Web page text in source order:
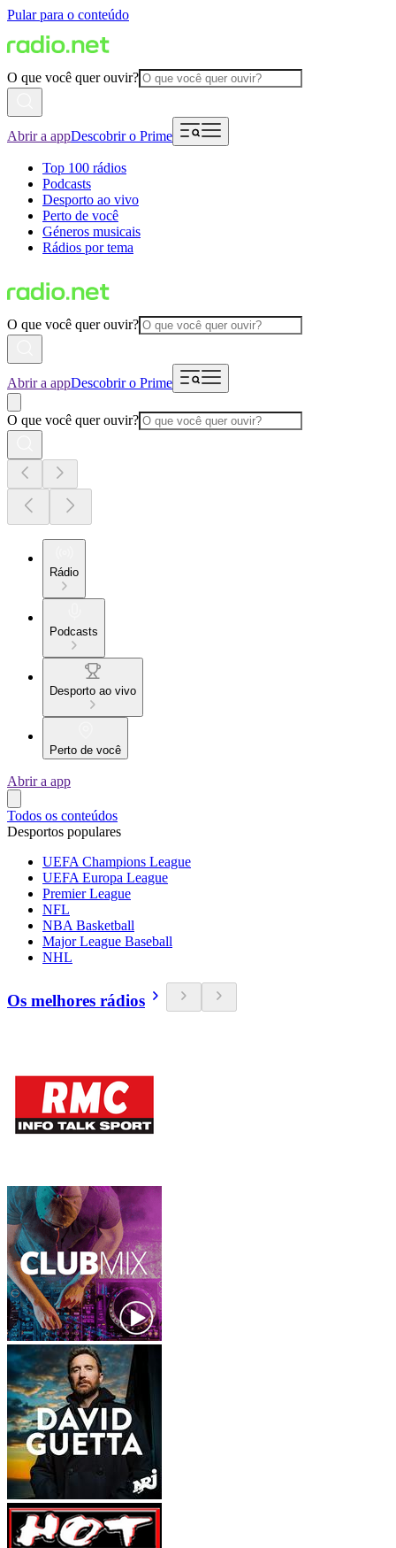
Pular para o conteúdo
O que você quer ouvir?
Abrir a appDescobrir o Prime
Top 100 rádios
Podcasts
Desporto ao vivo
Perto de você
Géneros musicais
Rádios por tema
O que você quer ouvir?
Abrir a appDescobrir o Prime
O que você quer ouvir?
Rádio
Podcasts
Desporto ao vivo
Perto de você
Abrir a app
Todos os conteúdos
Desportos populares
UEFA Champions League
UEFA Europa League
Premier League
NFL
NBA Basketball
Major League Baseball
NHL
Os melhores rádios